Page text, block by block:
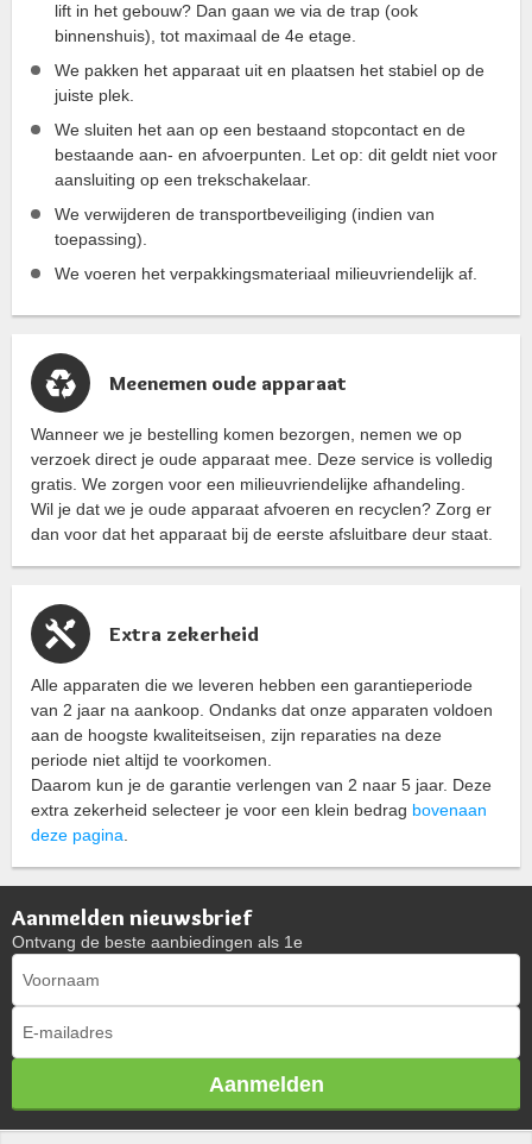
lift in het gebouw? Dan gaan we via de trap (ook
binnenshuis), tot maximaal de 4e etage.
We pakken het apparaat uit en plaatsen het stabiel op de
juiste plek.
We sluiten het aan op een bestaand stopcontact en de
bestaande aan- en afvoerpunten. Let op: dit geldt niet voor
aansluiting op een trekschakelaar.
We verwijderen de transportbeveiliging (indien van
toepassing).
We voeren het verpakkingsmateriaal milieuvriendelijk af.
Meenemen oude apparaat
Wanneer we je bestelling komen bezorgen, nemen we op
verzoek direct je oude apparaat mee. Deze service is volledig
gratis. We zorgen voor een milieuvriendelijke afhandeling.
Wil je dat we je oude apparaat afvoeren en recyclen? Zorg er
dan voor dat het apparaat bij de eerste afsluitbare deur staat.
Extra zekerheid
Alle apparaten die we leveren hebben een garantieperiode
van 2 jaar na aankoop. Ondanks dat onze apparaten voldoen
aan de hoogste kwaliteitseisen, zijn reparaties na deze
periode niet altijd te voorkomen.
Daarom kun je de garantie verlengen van 2 naar 5 jaar. Deze
extra zekerheid selecteer je voor een klein bedrag bovenaan
deze pagina
Aanmelden nieuwsbrief
Ontvang de beste aanbiedingen als 1e
Aanmelden